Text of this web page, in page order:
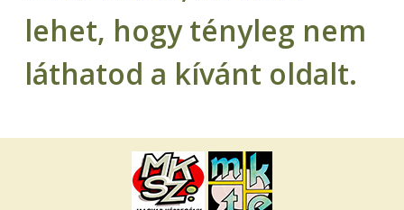
lehet, hogy tényleg nem
láthatod a kívánt oldalt.